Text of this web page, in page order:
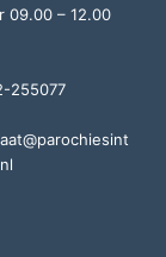
09.00 – 12.00
255077